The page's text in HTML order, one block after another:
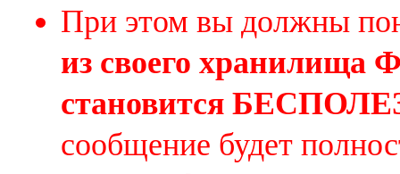
При этом вы должны
из своего
становится
сообщение будет